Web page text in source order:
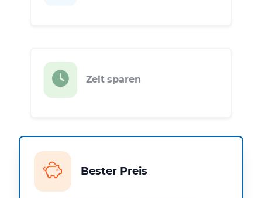
Zeit sparen
Bester Preis